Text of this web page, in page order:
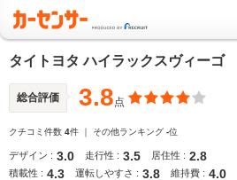
タイトヨタ ハイラックスヴィーゴ
総合評価 3.8点
クチコミ件数 4件 ｜ その他ランキング -位
デザイン : 3.0 走行性 : 3.5 居住性 : 2.8
積載性 : 4.3 運転しやすさ : 3.8 維持費 : 4.0